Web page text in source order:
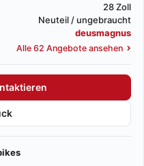
28 Zoll
Neuteil / ungebraucht
deusmagnus
Alle 62 Angebote ansehen